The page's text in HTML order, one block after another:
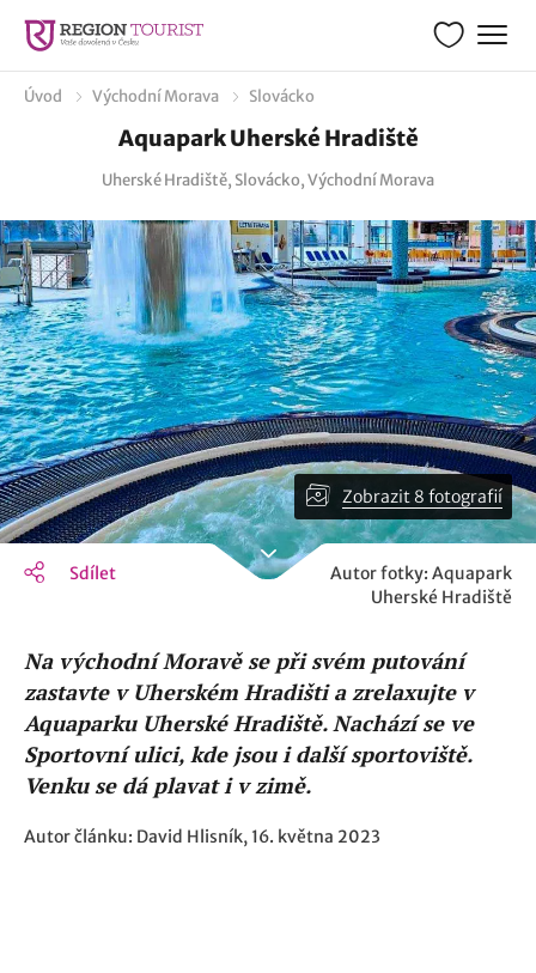
Úvod Východní Morava Slovácko
Aquapark Uherské Hradiště
Uherské Hradiště, Slovácko, Východní Morava
Zobrazit 8 fotografií
Sdílet
Autor fotky: Aquapark
Uherské Hradiště
Na východní Moravě se při svém putování
zastavte v Uherském Hradišti a zrelaxujte v
Aquaparku Uherské Hradiště. Nachází se ve
Sportovní ulici, kde jsou i další sportoviště.
Venku se dá plavat i v zimě.
Autor článku: David Hlisník, 16. května 2023